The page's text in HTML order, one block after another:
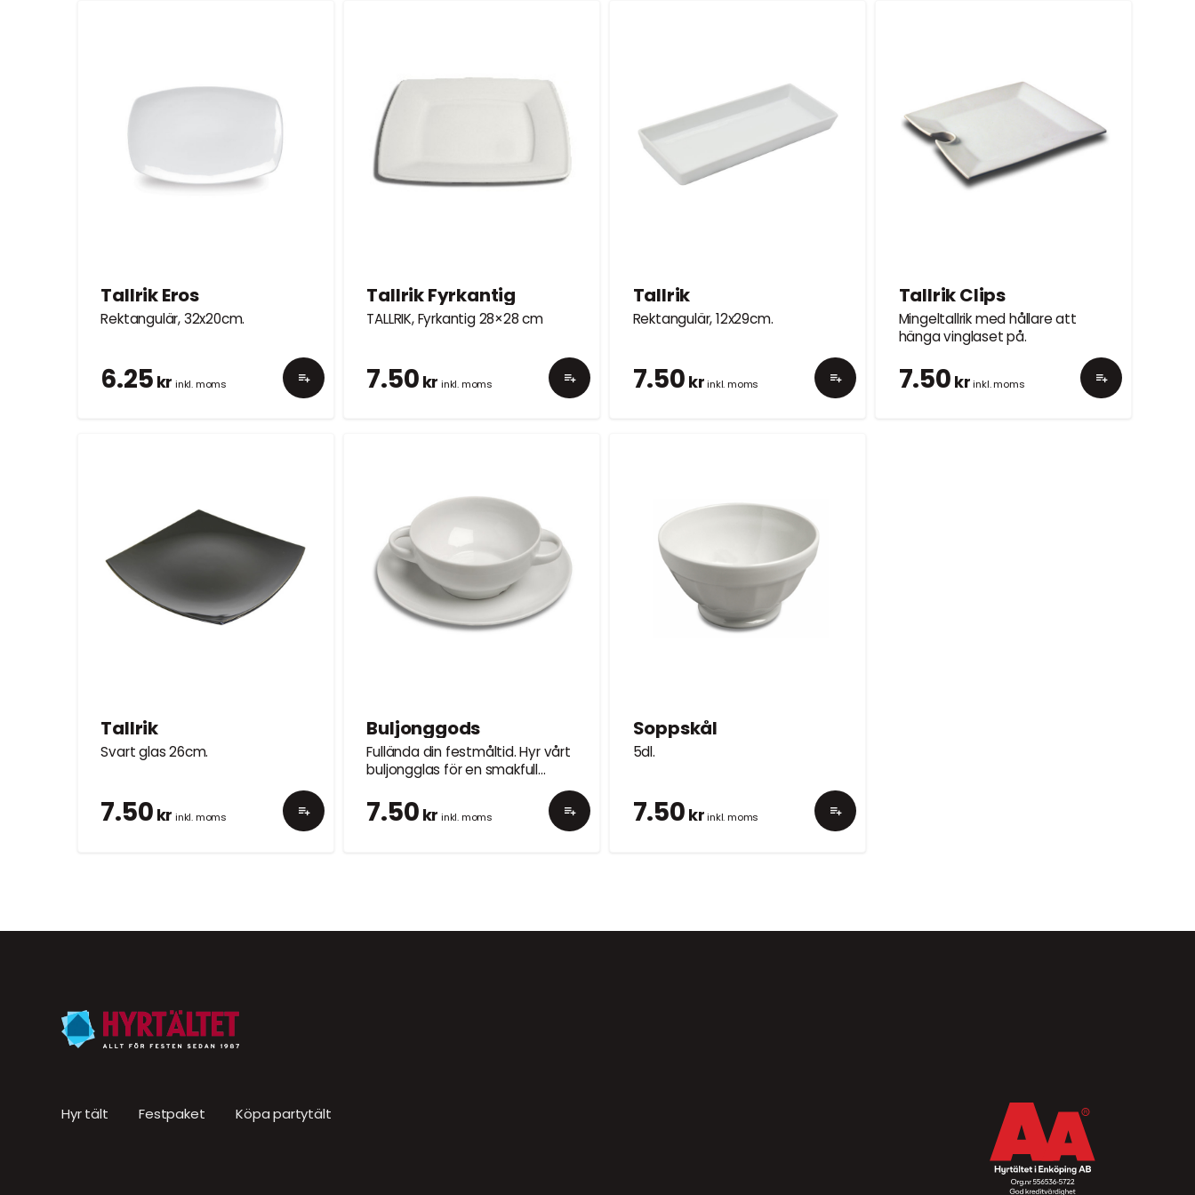
LÅT OSS FÖRVARA DIN UTESERVERINGS
MÖBLER PÅ VINTERN.
Tallrik Eros
Rektangulär, 32x20cm.
6.25 kr inkl. moms
Tallrik Fyrkantig
TALLRIK, Fyrkantig 28×28 cm
7.50 kr inkl. moms
Tallrik
Rektangulär, 12x29cm.
7.50 krinkl. moms
Tallrik Clips
Mingeltallrik med hållare att
hänga vinglaset på.
7.50 krinkl. moms
Tallrik
Svart glas 26cm.
7.50 kr inkl. moms
Buljonggods
Fullända din festmåltid. Hyr vårt
buljongglas för en smakfull
7.50 kr inkl. moms
Soppskål
5dl.
7.50 krinkl. moms
Hyr tält Festpaket Köpa partytält